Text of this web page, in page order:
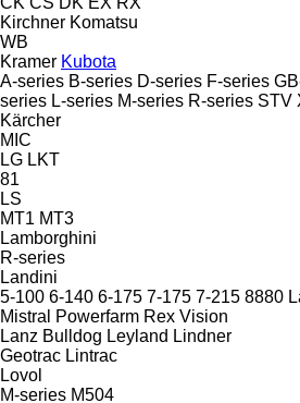
Kirchner Komatsu
WB
Kramer Kubota
A-series B-series D-series F-series
series L-series M-series R-series STV
Kärcher
MIC
LG LKT
81
LS
MT1 MT3
Lamborghini
R-series
Landini
5-100 6-140 6-175 7-175 7-215 8880
Mistral
Powerfarm Rex Vision
Lanz Bulldog Leyland Lindner
Geotrac Lintrac
Lovol
M-series M504